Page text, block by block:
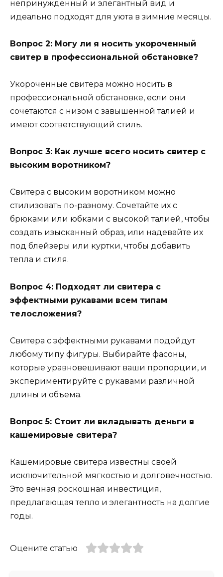
непринужденный и элегантный вид и
идеально подходят для уюта в зимние месяцы.
Вопрос 2: Могу ли я носить укороченный
свитер в профессиональной обстановке?
Укороченные свитера можно носить в
профессиональной обстановке, если они
сочетаются с низом с завышенной талией и
имеют соответствующий стиль.
Вопрос 3: Как лучше всего носить свитер с
высоким воротником?
Свитера с высоким воротником можно
стилизовать по-разному. Сочетайте их с
брюками или юбками с высокой талией, чтобы
создать изысканный образ, или надевайте их
под блейзеры или куртки, чтобы добавить
тепла и стиля.
Вопрос 4: Подходят ли свитера с
эффектными рукавами всем типам
телосложения?
Свитера с эффектными рукавами подойдут
любому типу фигуры. Выбирайте фасоны,
которые уравновешивают ваши пропорции, и
экспериментируйте с рукавами различной
длины и объема.
Вопрос 5: Стоит ли вкладывать деньги в
кашемировые свитера?
Кашемировые свитера известны своей
исключительной мягкостью и долговечностью.
Это вечная роскошная инвестиция,
предлагающая тепло и элегантность на долгие
годы.
Оцените статью